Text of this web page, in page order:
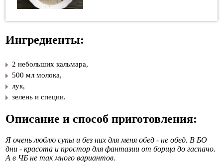
Ингредиенты:
2 небольших кальмара,
​500 мл молока,
​лук,
​зелень и специи.
Описание и способ приготовления:
Я очень люблю супы и без них для меня обед - не обед. В БО
дни - красота и простор для фантазии от борща до гаспачо.
А в ЧБ не так много вариантов.